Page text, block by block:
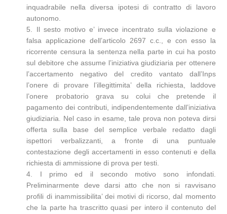
inquadrabile nella diversa ipotesi di contratto di lavoro
autonomo.
5. Il sesto motivo e’ invece incentrato sulla violazione e
falsa applicazione dell’articolo 2697 c.c., e con esso la
ricorrente censura la sentenza nella parte in cui ha posto
sul debitore che assume l’iniziativa giudiziaria per ottenere
l’accertamento negativo del credito vantato dall’Inps
l’onere di provare l’illegittimita’ della richiesta, laddove
l’onere probatorio grava su colui che pretende il
pagamento dei contributi, indipendentemente dall’iniziativa
giudiziaria. Nel caso in esame, tale prova non poteva dirsi
offerta sulla base del semplice verbale redatto dagli
ispettori verbalizzanti, a fronte di una puntuale
contestazione degli accertamenti in esso contenuti e della
richiesta di ammissione di prova per testi.
4. I primo ed il secondo motivo sono infondati.
Preliminarmente deve darsi atto che non si ravvisano
profili di inammissibilita’ dei motivi di ricorso, dal momento
che la parte ha trascritto quasi per intero il contenuto del